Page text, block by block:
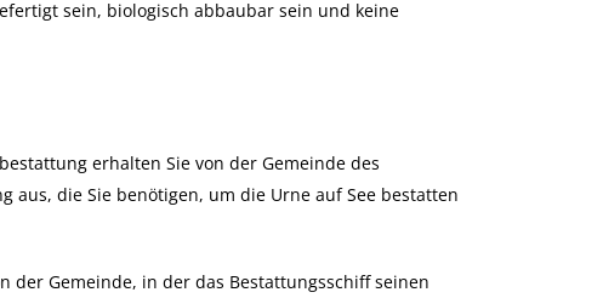
sein, biologisch abbaubar sein und keine
erhalten Sie von der Gemeinde des
aus, die Sie benötigen, um die Urne auf See bestatten
der Gemeinde, in der das Bestattungsschiff seinen